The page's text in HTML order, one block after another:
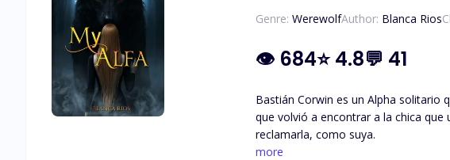
Genre: WerewolfAuthor: Blanca Rios
👁 684⭐4.8💬 41
Bastián Corwin es un Alpha solitario
que volvió a encontrar a la chica
reclamarla, como suya.
more